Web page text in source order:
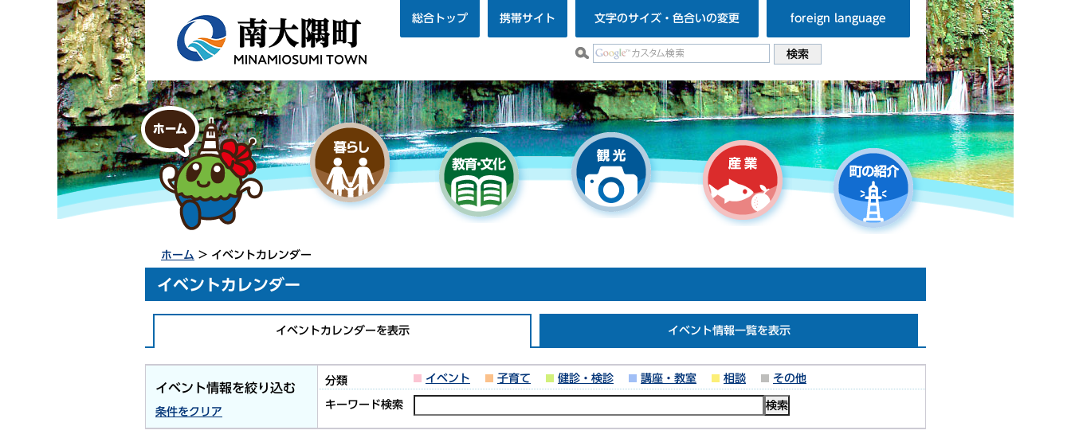
総合トップ 携帯サイト 文字のサイズ・色合いの変更 foreign language
ホーム > イベントカレンダー
イベントカレンダー
イベントカレンダーを表示 イベント情報一覧を表示
イベント情報を絞り込む
条件をクリア
分類 イベント 子育て 健診・検診 講座・教室 相談 その他
キーワード検索